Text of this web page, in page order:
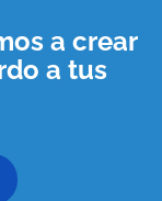
a crear
a tus